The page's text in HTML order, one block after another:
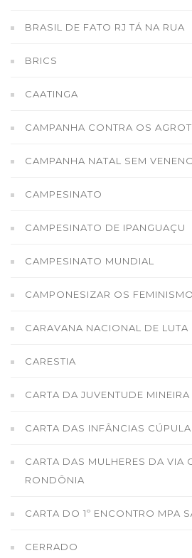
BRASIL DE FATO RJ TÁ NA RUA
BRICS
CAATINGA
CAMPANHA CONTRA OS
CAMPANHA NATAL SEM
CAMPESINATO
CAMPESINATO DE IPANGUAÇU
CAMPESINATO MUNDIAL
CAMPONESIZAR OS
CARAVANA NACIONAL DE
CARESTIA
CARTA DA JUVENTUDE
CARTA DAS INFÂNCIAS
CARTA DAS MULHERES DA VIA
RONDÔNIA
CARTA DO 1º ENCONTRO MPA
CERRADO